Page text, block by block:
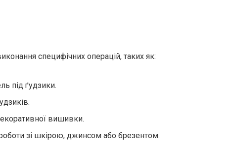
специфічних операцій, таких як:
під ґудзики.
вишивки.
зі шкірою, джинсом або брезентом.